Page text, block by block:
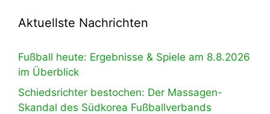
Aktuellste Nachrichten
Fußball heute: Ergebnisse & Spiele am 8.8.2026
im Überblick
Schiedsrichter bestochen: Der Massagen-
Skandal des Südkorea Fußballverbands